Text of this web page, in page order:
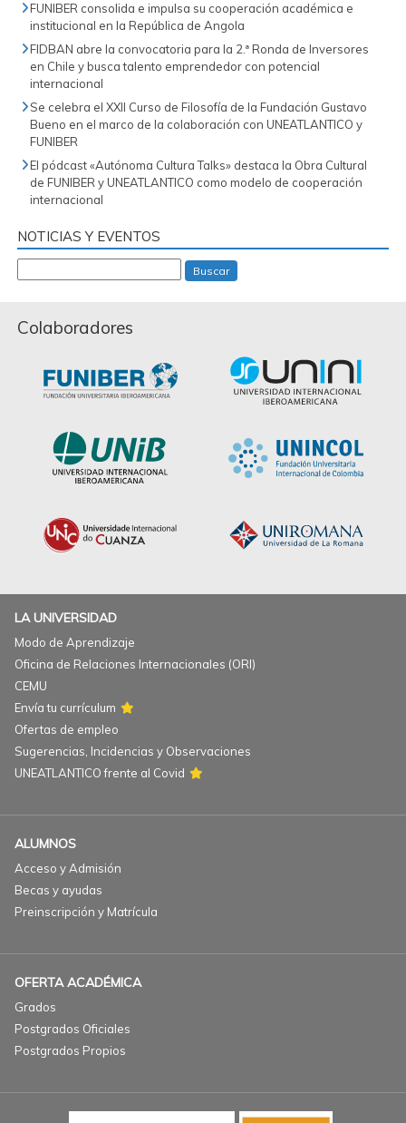
FUNIBER consolida e impulsa su cooperación académica e
institucional en la República de Angola
FIDBAN abre la convocatoria para la 2.ª Ronda de Inversores
en Chile y busca talento emprendedor con potencial
internacional
Se celebra el XXII Curso de Filosofía de la Fundación Gustavo
Bueno en el marco de la colaboración con UNEATLANTICO y
FUNIBER
El pódcast «Autónoma Cultura Talks» destaca la Obra Cultural
de FUNIBER y UNEATLANTICO como modelo de cooperación
internacional
NOTICIAS Y EVENTOS
Buscar
Colaboradores
LA UNIVERSIDAD
Modo de Aprendizaje
Oficina de Relaciones Internacionales (ORI)
CEMU
Envía tu currículum
Ofertas de empleo
Sugerencias, Incidencias y Observaciones
UNEATLANTICO frente al Covid
ALUMNOS
Acceso y Admisión
Becas y ayudas
Preinscripción y Matrícula
OFERTA ACADÉMICA
Grados
Postgrados Oficiales
Postgrados Propios